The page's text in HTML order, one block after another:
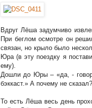
Вдруг Лёша задумчиво
При беглом осмотре он
связан, но крыло было
Юра (в эту поездку я
ему).
Дошли до Юры – «да, -
бэккаст.» А почему не
То есть Лёша весь день